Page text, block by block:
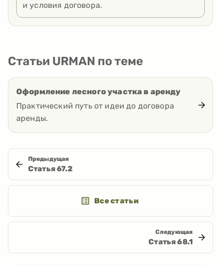
и условия договора.
Статьи URMAN по теме
Оформление лесного участка в аренду
Практический путь от идеи до договора
аренды.
Предыдущая
Статья67.2
Все статьи
Следующая
Статья68.1